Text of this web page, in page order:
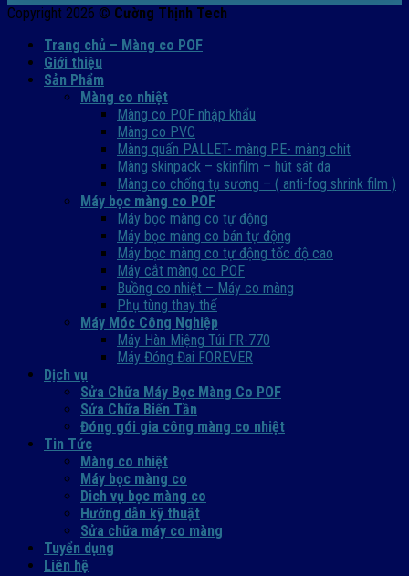
Copyright 2026 © Cường Thịnh Tech
Trang chủ – Màng co POF
Giới thiệu
Sản Phẩm
Màng co nhiệt
Màng co POF nhập khẩu
Màng co PVC
Màng quấn PALLET- màng PE- màng chit
Màng skinpack – skinfilm – hút sát da
Màng co chống tụ sương – ( anti-fog shrink film )
Máy bọc màng co POF
Máy bọc màng co tự động
Máy bọc màng co bán tự động
Máy bọc màng co tự động tốc độ cao
Máy cắt màng co POF
Buồng co nhiệt – Máy co màng
Phụ tùng thay thế
Máy Móc Công Nghiệp
Máy Hàn Miệng Túi FR-770
Máy Đóng Đai FOREVER
Dịch vụ
Sửa Chữa Máy Bọc Màng Co POF
Sửa Chữa Biến Tần
Đóng gói gia công màng co nhiệt
Tin Tức
Màng co nhiệt
Máy bọc màng co
Dich vụ bọc màng co
Hướng dẫn kỹ thuật
Sửa chữa máy co màng
Tuyển dụng
Liên hệ